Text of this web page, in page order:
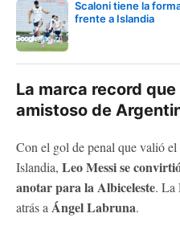
Scaloni tiene la
frente a Islandia
La marca record
amistoso de
Con el gol de penal que valió
Islandia, Leo Messi se
anotar para la Albiceleste. La
atrás a Ángel Labruna.